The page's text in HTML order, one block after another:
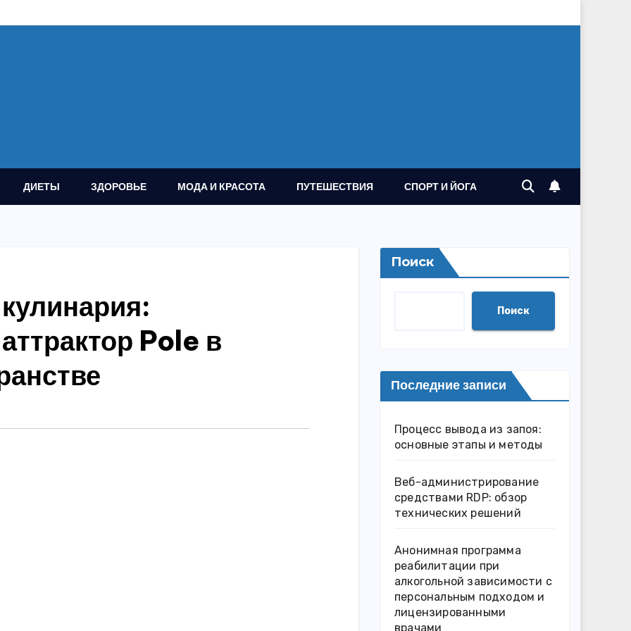
ДИЕТЫ ЗДОРОВЬЕ МОДА И КРАСОТА ПУТЕШЕСТВИЯ СПОРТ И ЙОГА
Pole в
Поиск
Поиск
Последние записи
Процесс вывода из запоя:
основные этапы и методы
Веб-администрирование
средствами RDP: обзор
технических решений
Анонимная программа
реабилитации при
алкогольной зависимости с
персональным подходом и
лицензированными
врачами